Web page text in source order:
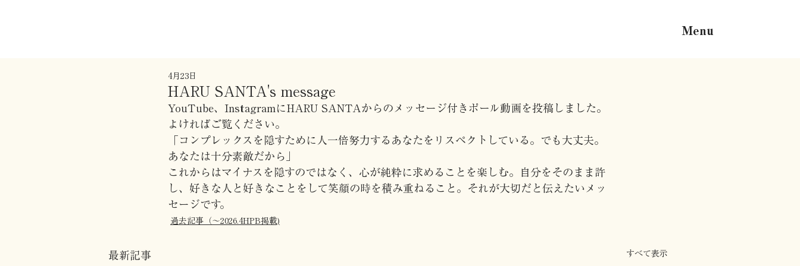
Menu
HARU SANTA's message
4月23日
YouTube、InstagramにHARU SANTAからのメッセージ付きポール動画を投稿しました。
よければご覧ください。
「コンプレックスを隠すために人一倍努力するあなたをリスペクトしている。でも大丈夫。
あなたは十分素敵だから」
これからはマイナスを隠すのではなく、心が純粋に求めることを楽しむ。自分をそのまま許
し、好きな人と好きなことをして笑顔の時を積み重ねること。それが大切だと伝えたいメッ
セージです。
過去記事（〜2026.4HPB掲載)
最新記事 すべて表示